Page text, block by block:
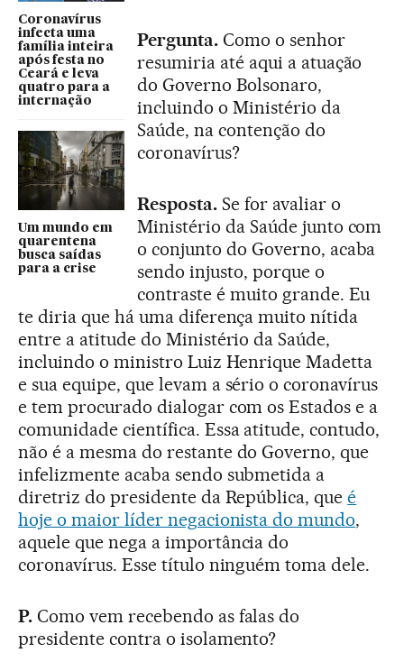
Coronavírus
infecta uma
família inteira
após festa no
Ceará e leva
quatro para a
internação
Um mundo em
quarentena
busca saídas
para a crise
Pergunta. Como o senhor
resumiria até aqui a atuação
do Governo Bolsonaro,
incluindo o Ministério da
Saúde, na contenção do
coronavírus?
Resposta. Se for avaliar o
Ministério da Saúde junto com
o conjunto do Governo, acaba
sendo injusto, porque o
contraste é muito grande. Eu
te diria que há uma diferença muito nítida
entre a atitude do Ministério da Saúde,
incluindo o ministro Luiz Henrique Madetta
e sua equipe, que levam a sério o coronavírus
e tem procurado dialogar com os Estados e a
comunidade científica. Essa atitude, contudo,
não é a mesma do restante do Governo, que
infelizmente acaba sendo submetida a
diretriz do presidente da República, queé
hoje o maior líder negacionista do mundo,
aquele que nega a importância do
coronavírus. Esse título ninguém toma dele.
P.Como vem recebendo as falas do
presidente contra o isolamento?